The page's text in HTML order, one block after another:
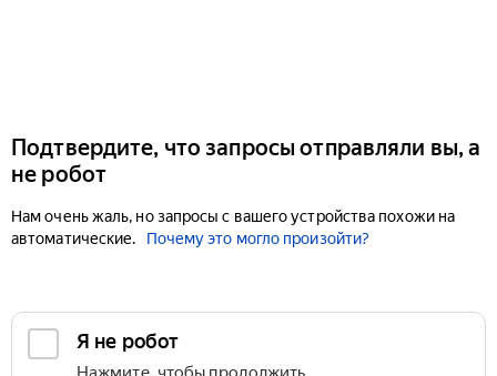
Подтвердите, что запросы отправляли вы, а
не робот
Нам очень жаль, но запросы с вашего устройства похожи на
автоматические.
Почему это могло произойти?